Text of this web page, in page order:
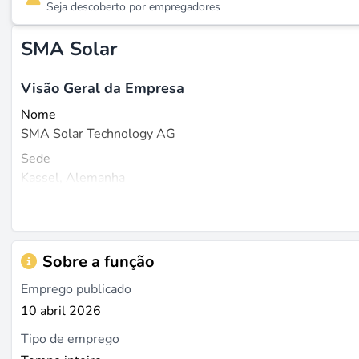
SMA Solar
Visão Geral da Empresa
Nome
SMA Solar Technology AG
Sede
Kassel, Alemanha
Tamanho
Aproximadamente 4.300 funcionários (dados de 31 de
O que fazemos
A SMA é especializada na tecnologia de sistemas
rede ou uso direto. Além dos inversores solares
Seja descoberto por empregadores
Sobre a função
Emprego publicado
10 abril 2026
Tipo de emprego